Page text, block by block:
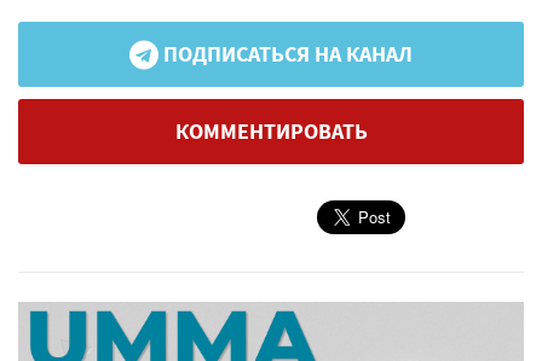
ПОДПИСАТЬСЯ НА КАНАЛ
КОММЕНТИРОВАТЬ